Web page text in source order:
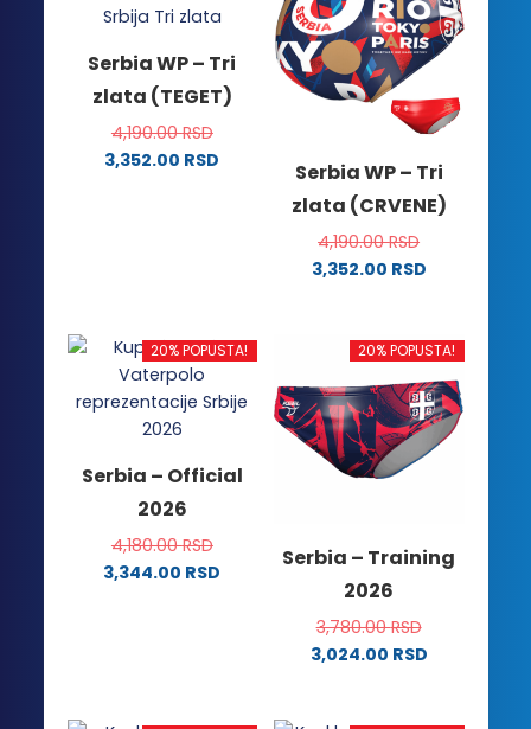
Serbia WP – Tri
zlata (TEGET)
4,190.00RSD
3,352.00 RSD
mogu
biti
izabrane
na
proizvoda.
Serbia WP – Tri
zlata (CRVENE)
4,190.00RSD
3,352.00 RSD
ima
varijanti.
Opcije
mogu
biti
stranici
proizvoda.
20% POPUSTA!
Serbia – Official
2026
4,180.00RSD
3,344.00 RSD
20% POPUSTA!
Serbia – Training
2026
3,780.00RSD
3,024.00 RSD